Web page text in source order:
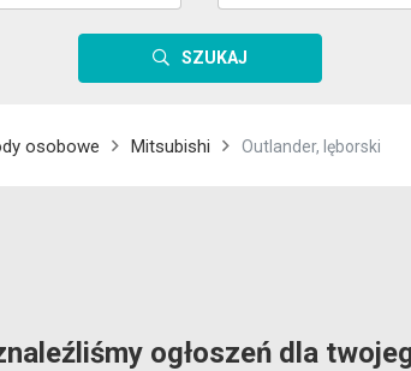
SZUKAJ
osobowe Mitsubishi Outlander, lęborski
ogłoszeń dla